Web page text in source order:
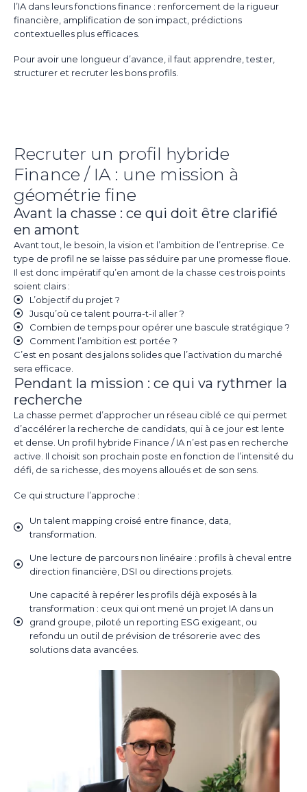
l’IA dans leurs fonctions finance : renforcement de la rigueur
financière, amplification de son impact, prédictions
contextuelles plus efficaces.
Pour avoir une longueur d’avance, il faut apprendre, tester,
structurer et recruter les bons profils.
Recruter un profil hybride
Finance / IA : une mission à
géométrie fine
Avant la chasse : ce qui doit être clarifié
en amont
Avant tout, le besoin, la vision et l’ambition de l’entreprise. Ce
type de profil ne se laisse pas séduire par une promesse floue.
Il est donc impératif qu’en amont de la chasse ces trois points
soient clairs :
L’objectif du projet ?
Jusqu’où ce talent pourra-t-il aller ?
Combien de temps pour opérer une bascule stratégique ?
Comment l’ambition est portée ?
C’est en posant des jalons solides que l’activation du marché
sera efficace.
Pendant la mission : ce qui va rythmer la
recherche
La chasse permet d’approcher un réseau ciblé ce qui permet
d’accélérer la recherche de candidats, qui à ce jour est lente
et dense. Un profil hybride Finance / IA n’est pas en recherche
active. Il choisit son prochain poste en fonction de l’intensité du
défi, de sa richesse, des moyens alloués et de son sens.
Ce qui structure l’approche :
Un talent mapping croisé entre finance, data,
transformation.
Une lecture de parcours non linéaire : profils à cheval entre
direction financière, DSI ou directions projets.
Une capacité à repérer les profils déjà exposés à la
transformation : ceux qui ont mené un projet IA dans un
grand groupe, piloté un reporting ESG exigeant, ou
refondu un outil de prévision de trésorerie avec des
solutions data avancées.